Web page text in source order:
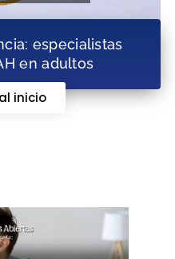
especialistas
en adultos
inicio